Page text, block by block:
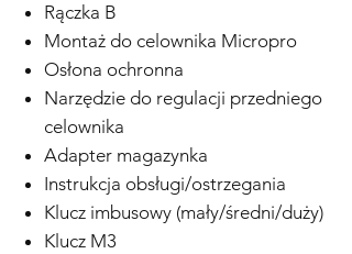
Rączka B
Montaż do celownika Micropro
Osłona ochronna
Narzędzie do regulacji przedniego
celownika
Adapter magazynka
Instrukcja obsługi/ostrzegania
Klucz imbusowy (mały/średni/duży)
Klucz M3